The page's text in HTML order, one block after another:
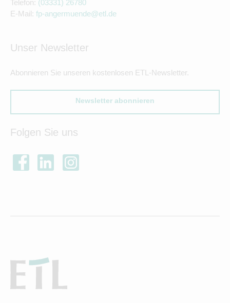
Telefon: (03331) 26780
E-Mail: fp-angermuende@etl.de
Unser Newsletter
Abonnieren Sie unseren kostenlosen ETL-Newsletter.
Newsletter abonnieren
Folgen Sie uns